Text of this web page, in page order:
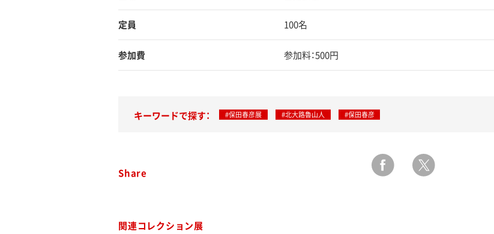
定員 100名
参加費 参加料：500円
キーワードで探す： #保田春彦展 #北大路魯山人 #保田春彦
Share
関連コレクション展